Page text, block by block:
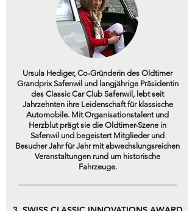
Ursula Hediger, Co-Gründerin des Oldtimer
Grandprix Safenwil und langjährige Präsidentin
des Classic Car Club Safenwil, lebt seit
Jahrzehnten ihre Leidenschaft für klassische
Automobile. Mit Organisationstalent und
Herzblut prägt sie die Oldtimer-Szene in
Safenwil und begeistert Mitglieder und
Besucher Jahr für Jahr mit abwechslungsreichen
Veranstaltungen rund um historische
Fahrzeuge.